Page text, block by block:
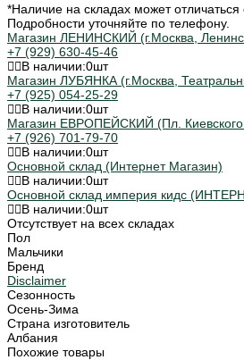
*Наличие на складах может отличаться
Подробности уточняйте по телефону.
Магазин ЛЕНИНСКИЙ (г.Москва,
+7 (929) 630-45-46
В наличии:0шт
Магазин ЛУБЯНКА (г.Москва,
+7 (925) 054-25-29
В наличии:0шт
Магазин ЕВРОПЕЙСКИЙ (Пл. Киевского
+7 (926) 701-79-70
В наличии:0шт
Основной склад (Интернет Магазин)
В наличии:0шт
Основной склад империя кидс
В наличии:0шт
Отсутствует на всех складах
Пол
Мальчики
Бренд
Disclaimer
Сезонность
Осень-Зима
Страна изготовитель
Албания
Похожие товары